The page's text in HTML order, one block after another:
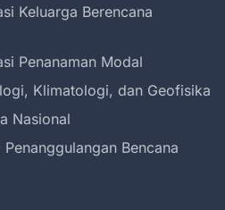
Keluarga Berencana
Penanaman Modal
Klimatologi, dan Geofisika
Nasional
Bencana